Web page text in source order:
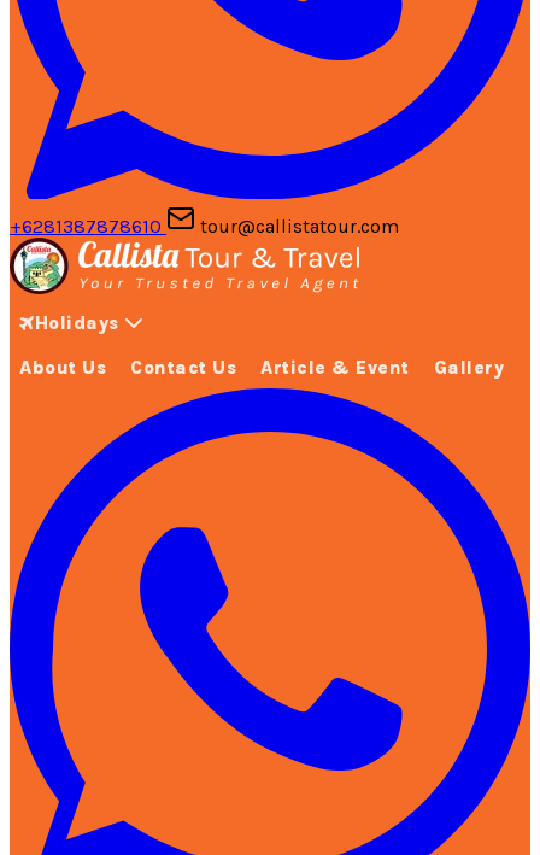
+6281387878610 tour@callistatour.com
Holidays
About Us Contact Us Article & Event Gallery